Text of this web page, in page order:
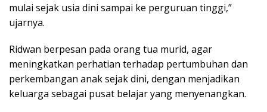
mulai sejak usia dini sampai ke perguruan tinggi,”
ujarnya.
Ridwan berpesan pada orang tua murid, agar
meningkatkan perhatian terhadap pertumbuhan dan
perkembangan anak sejak dini, dengan menjadikan
keluarga sebagai pusat belajar yang menyenangkan.